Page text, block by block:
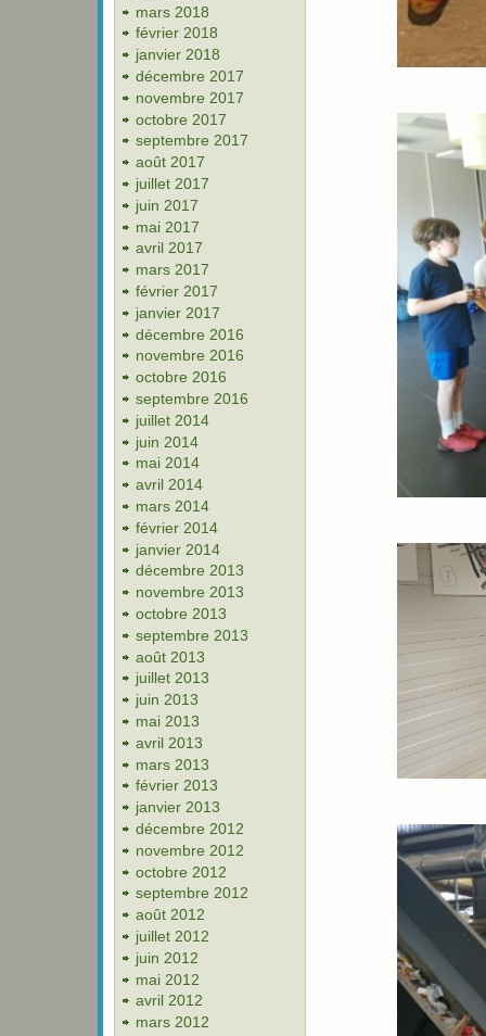
mars 2018
février 2018
janvier 2018
décembre 2017
novembre 2017
octobre 2017
septembre 2017
août 2017
juillet 2017
juin 2017
mai 2017
avril 2017
mars 2017
février 2017
janvier 2017
décembre 2016
novembre 2016
octobre 2016
septembre 2016
juillet 2014
juin 2014
mai 2014
avril 2014
mars 2014
février 2014
janvier 2014
décembre 2013
novembre 2013
octobre 2013
septembre 2013
août 2013
juillet 2013
juin 2013
mai 2013
avril 2013
mars 2013
février 2013
janvier 2013
décembre 2012
novembre 2012
octobre 2012
septembre 2012
août 2012
juillet 2012
juin 2012
mai 2012
avril 2012
mars 2012